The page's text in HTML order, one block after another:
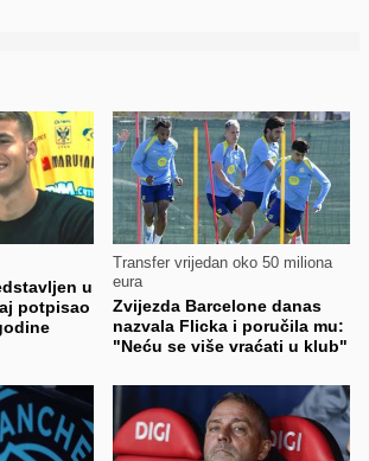
u
potpisao
Transfer vrijedan oko 50 miliona
eura
Zvijezda Barcelone danas
nazvala Flicka i poručila mu:
"Neću se više vraćati u klub"